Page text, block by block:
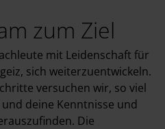
zum Ziel
mit Leidenschaft für
sich weiterzuentwickeln.
versuchen wir, so viel
deine Kenntnisse und
Die